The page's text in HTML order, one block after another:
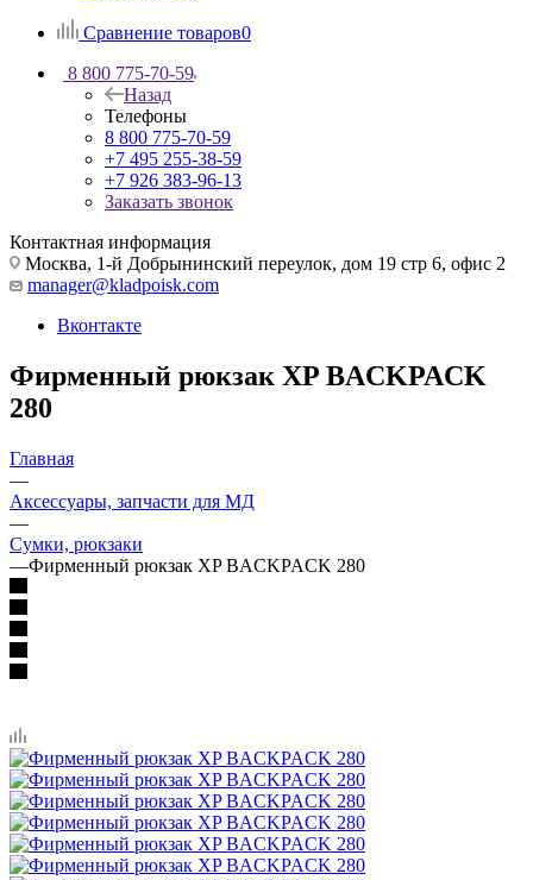
Сравнение товаров0
8 800 775-70-59
Назад
Телефоны
8 800 775-70-59
+7 495 255-38-59
+7 926 383-96-13
Заказать звонок
Контактная информация
Москва, 1-й Добрынинский переулок, дом 19 стр 6, офис 2
manager@kladpoisk.com
Вконтакте
Фирменный рюкзак XP BACKPACK
280
Главная
—
Аксессуары, запчасти для МД
—
Сумки, рюкзаки
—Фирменный рюкзак XP BACKPACK 280